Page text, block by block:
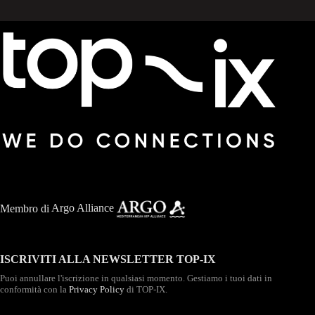
Membro di Argo Alliance
ISCRIVITI ALLA NEWSLETTER TOP-IX
Puoi annullare l'iscrizione in qualsiasi momento. Gestiamo i tuoi dati in
conformità con la Privacy Policy di TOP-IX.